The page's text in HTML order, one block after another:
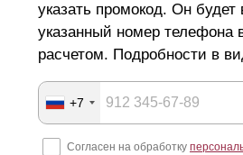
указать промокод. Он будет
указанный номер телефона
расчетом. Подробности в
+7
Согласен на обработку